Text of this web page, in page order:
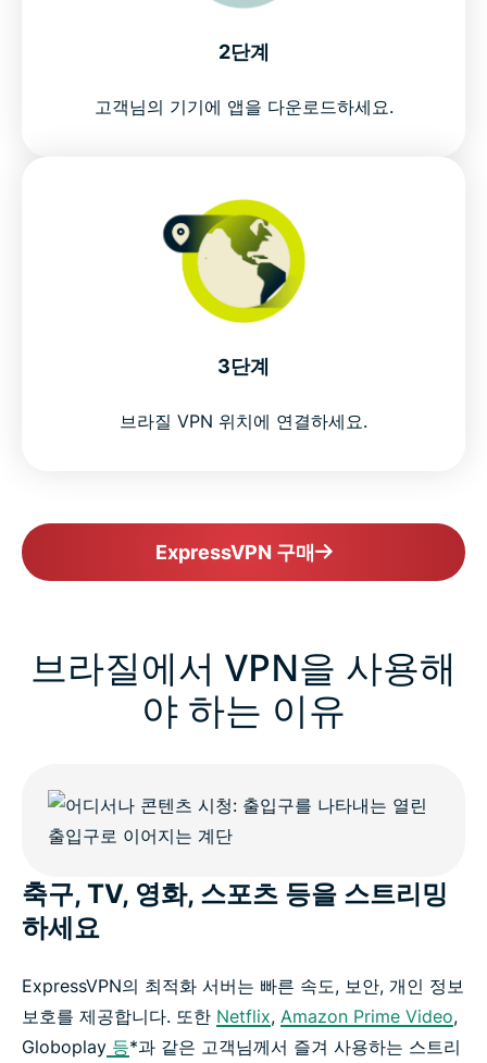
2단계
고객님의 기기에 앱을 다운로드하세요.
3단계
브라질 VPN 위치에 연결하세요.
ExpressVPN 구매
브라질에서 VPN을 사용해
야 하는 이유
축구, TV, 영화, 스포츠 등을 스트리밍
하세요
ExpressVPN의 최적화 서버는 빠른 속도, 보안, 개인 정보
보호를 제공합니다. 또한 Netflix, Amazon Prime Video,
Globoplay 등*과 같은 고객님께서 즐겨 사용하는 스트리